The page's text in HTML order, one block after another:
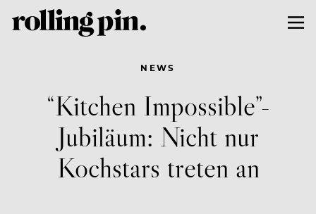
NEWS
“Kitchen Impossible”-
Jubiläum: Nicht nur
Kochstars treten an